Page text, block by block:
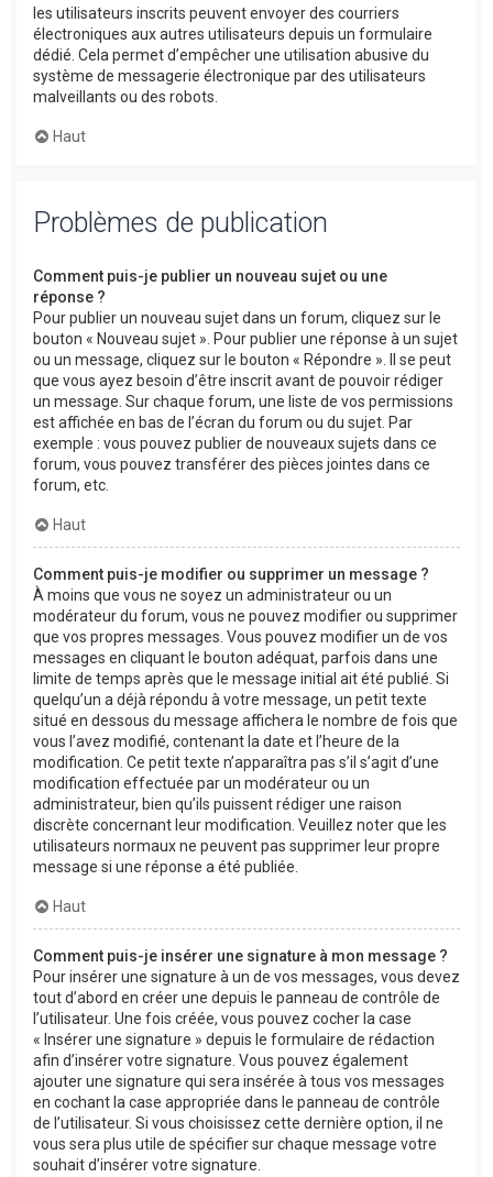
les utilisateurs inscrits peuvent envoyer des courriers
électroniques aux autres utilisateurs depuis un formulaire
dédié. Cela permet d’empêcher une utilisation abusive du
système de messagerie électronique par des utilisateurs
malveillants ou des robots.
Haut
Problèmes de publication
Comment puis-je publier un nouveau sujet ou une
réponse ?
Pour publier un nouveau sujet dans un forum, cliquez sur le
bouton « Nouveau sujet ». Pour publier une réponse à un sujet
ou un message, cliquez sur le bouton « Répondre ». Il se peut
que vous ayez besoin d’être inscrit avant de pouvoir rédiger
un message. Sur chaque forum, une liste de vos permissions
est affichée en bas de l’écran du forum ou du sujet. Par
exemple : vous pouvez publier de nouveaux sujets dans ce
forum, vous pouvez transférer des pièces jointes dans ce
forum, etc.
Haut
Comment puis-je modifier ou supprimer un message ?
À moins que vous ne soyez un administrateur ou un
modérateur du forum, vous ne pouvez modifier ou supprimer
que vos propres messages. Vous pouvez modifier un de vos
messages en cliquant le bouton adéquat, parfois dans une
limite de temps après que le message initial ait été publié. Si
quelqu’un a déjà répondu à votre message, un petit texte
situé en dessous du message affichera le nombre de fois que
vous l’avez modifié, contenant la date et l’heure de la
modification. Ce petit texte n’apparaîtra pas s’il s’agit d’une
modification effectuée par un modérateur ou un
administrateur, bien qu’ils puissent rédiger une raison
discrète concernant leur modification. Veuillez noter que les
utilisateurs normaux ne peuvent pas supprimer leur propre
message si une réponse a été publiée.
Haut
Comment puis-je insérer une signature à mon message ?
Pour insérer une signature à un de vos messages, vous devez
tout d’abord en créer une depuis le panneau de contrôle de
l’utilisateur. Une fois créée, vous pouvez cocher la case
« Insérer une signature » depuis le formulaire de rédaction
afin d’insérer votre signature. Vous pouvez également
ajouter une signature qui sera insérée à tous vos messages
en cochant la case appropriée dans le panneau de contrôle
de l’utilisateur. Si vous choisissez cette dernière option, il ne
vous sera plus utile de spécifier sur chaque message votre
souhait d’insérer votre signature.